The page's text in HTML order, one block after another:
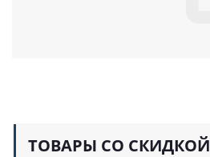
ТОВАРЫ СО СКИДКОЙ